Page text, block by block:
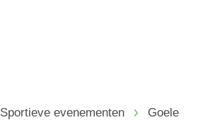
Sportieve evenementen Goele